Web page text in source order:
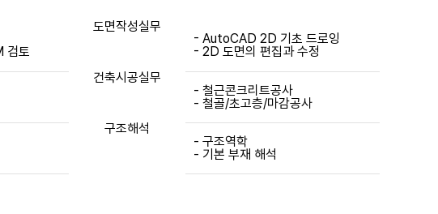
검토
도면작성실무
- AutoCAD 2D 기초 드로잉
- 2D 도면의 편집과 수정
건축시공실무
- 철근콘크리트공사
- 철골/초고층/마감공사
구조해석
- 구조역학
- 기본 부재 해석